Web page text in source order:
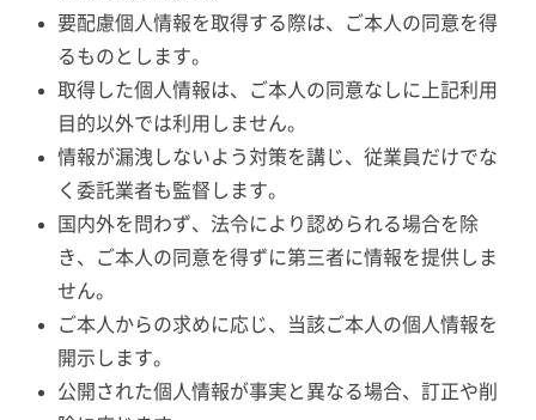
要配慮個人情報を取得する際は、ご本人の同意を得
るものとします。
取得した個人情報は、ご本人の同意なしに上記利用
目的以外では利用しません。
情報が漏洩しないよう対策を講じ、従業員だけでな
く委託業者も監督します。
国内外を問わず、法令により認められる場合を除
き、ご本人の同意を得ずに第三者に情報を提供しま
せん。
ご本人からの求めに応じ、当該ご本人の個人情報を
開示します。
公開された個人情報が事実と異なる場合、訂正や削